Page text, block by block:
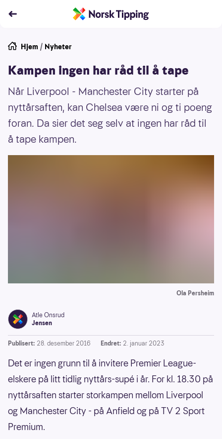
Hjem / Nyheter
Kampen ingen har råd til å tape
Når Liverpool - Manchester City starter på
nyttårsaften, kan Chelsea være ni og ti poeng
foran. Da sier det seg selv at ingen har råd til
å tape kampen.
Ola Persheim
Atle Onsrud
Jensen
Publisert: 28. desember 2016 Endret: 2. januar 2023
Det er ingen grunn til å invitere Premier League-
elskere på litt tidlig nyttårs-supé i år. For kl. 18.30 på
nyttårsaften starter storkampen mellom Liverpool
og Manchester City - på Anfield og på TV 2 Sport
Premium.